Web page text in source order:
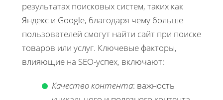
результатах поисковых систем, таких как
Яндекс и Google, благодаря чему больше
пользователей смогут найти сайт при поиске
товаров или услуг. Ключевые факторы,
влияющие на SEO-успех, включают:
Качество контента: важность